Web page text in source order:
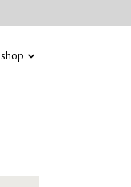
shop